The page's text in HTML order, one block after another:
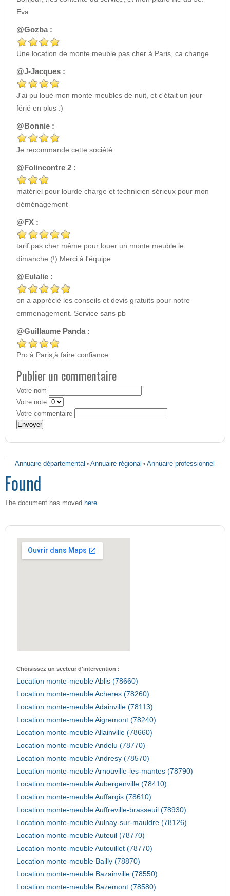
Eva
@Gozba :
Une location de monte meuble pas cher à Paris, ca change
@J-Jacques :
J'ai pu loué mon monte meubles de nuit, et c'était un jour
férié en plus :)
@Bonnie :
Je recommande cette société
@Folincontre 2 :
matériel pour lourde charge et technicien sérieux pour mon
déménagement
@FX :
tarif pas cher même pour louer un monte meuble le
dimanche (!) Merci à l'équipe
@Eulalie :
on a apprécié les conseils et devis gratuits pour notre
emmenagement. Service sans pb
@Guillaume Panda :
Pro à Paris,à faire confiance
Publier un commentaire
Votre nom
Votre note
Votre commentaire
-
Annuaire départemental •Annuaire régional •Annuaire professionnel
Found
The document has moved here.
Choisissez un secteur d'intervention :
Location monte-meuble Ablis (78660)
Location monte-meuble Acheres (78260)
Location monte-meuble Adainville (78113)
Location monte-meuble Aigremont (78240)
Location monte-meuble Allainville (78660)
Location monte-meuble Andelu (78770)
Location monte-meuble Andresy (78570)
Location monte-meuble Arnouville-les-mantes (78790)
Location monte-meuble Aubergenville (78410)
Location monte-meuble Auffargis (78610)
Location monte-meuble Auffreville-brasseuil (78930)
Location monte-meuble Aulnay-sur-mauldre (78126)
Location monte-meuble Auteuil (78770)
Location monte-meuble Autouillet (78770)
Location monte-meuble Bailly (78870)
Location monte-meuble Bazainville (78550)
Location monte-meuble Bazemont (78580)